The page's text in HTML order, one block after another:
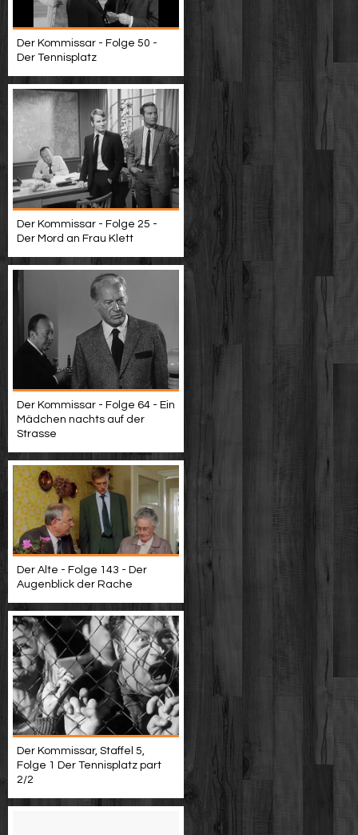
Der Kommissar - Folge 50 -
Der Tennisplatz
Der Kommissar - Folge 25 -
Der Mord an Frau Klett
Der Kommissar - Folge 64 - Ein
Mädchen nachts auf der
Strasse
Der Alte - Folge 143 - Der
Augenblick der Rache
Der Kommissar, Staffel 5,
Folge 1 Der Tennisplatz part
2/2